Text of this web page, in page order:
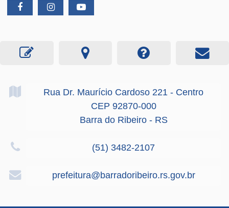
Rua Dr. Maurício Cardoso 221 - Centro
CEP 92870-000
Barra do Ribeiro - RS
(51) 3482-2107
prefeitura@barradoribeiro.rs.gov.br